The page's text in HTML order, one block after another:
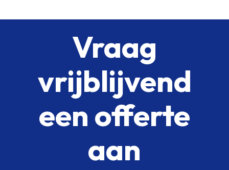
Vraag
vrijblijvend
een offerte
aan